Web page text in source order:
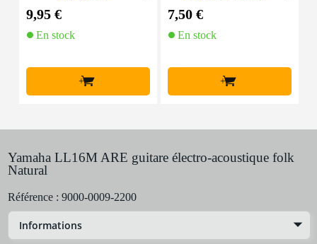
9,95 €
En stock
+
7,50 €
En stock
+
Yamaha LL16M ARE guitare électro-acoustique folk
Natural
Référence : 9000-0009-2200
Informations